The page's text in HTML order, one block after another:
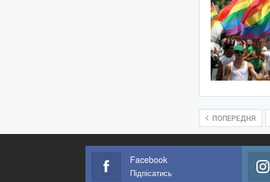
ПОПЕРЕДНЯ
Facebook
Підпісатись